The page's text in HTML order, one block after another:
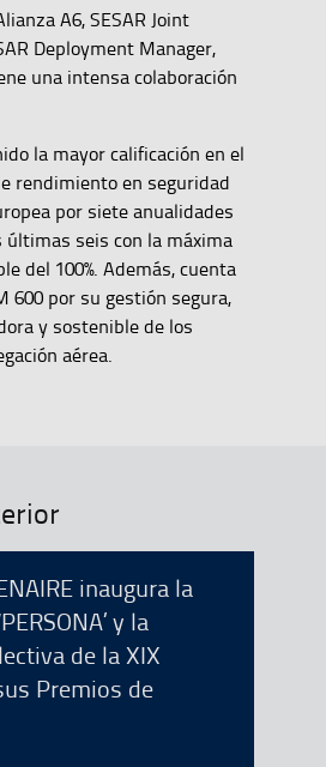
A6, SESAR Joint
Deployment Manager,
una intensa colaboración
la mayor calificación en el
rendimiento en seguridad
por siete anualidades
últimas seis con la máxima
del 100%. Además, cuenta
600 por su gestión segura,
y sostenible de los
aérea.
inaugura la
y la
de la XIX
Premios de